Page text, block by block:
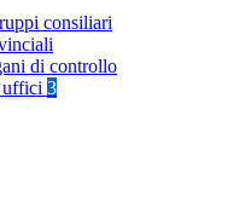
consiliari
di controllo
uffici 3